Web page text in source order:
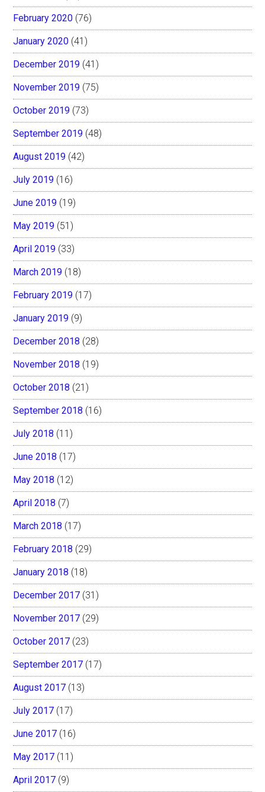
February 2020 (76)
January 2020 (41)
December 2019 (41)
November 2019 (75)
October 2019 (73)
September 2019 (48)
August 2019 (42)
July 2019 (16)
June 2019 (19)
May 2019 (51)
April 2019 (33)
March 2019 (18)
February 2019 (17)
January 2019 (9)
December 2018 (28)
November 2018 (19)
October 2018 (21)
September 2018 (16)
July 2018 (11)
June 2018 (17)
May 2018 (12)
April 2018 (7)
March 2018 (17)
February 2018 (29)
January 2018 (18)
December 2017 (31)
November 2017 (29)
October 2017 (23)
September 2017 (17)
August 2017 (13)
July 2017 (17)
June 2017 (16)
May 2017 (11)
April 2017 (9)